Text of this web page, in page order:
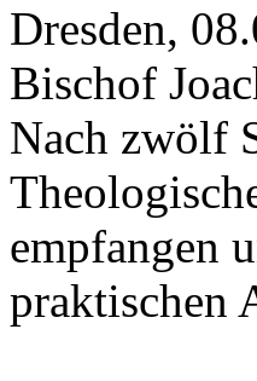
Dresden,
Bischof
Nach zwölf
empfangen
praktischen